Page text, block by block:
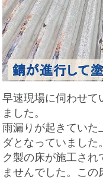
早速現場に伺わせて
ました。
雨漏りが起きていた
ダとなっていました
ク製の床が施工さ
ませんでした。この